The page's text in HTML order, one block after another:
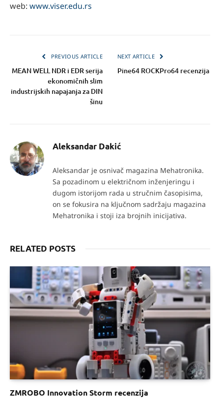
web: www.viser.edu.rs
PREVIOUS ARTICLE
MEAN WELL NDR i EDR serija
ekonomičnih slim
industrijskih napajanja za DIN
šinu
NEXT ARTICLE
Pine64 ROCKPro64 recenzija
Aleksandar Dakić
Aleksandar je osnivač magazina Mehatronika.
Sa pozadinom u električnom inženjeringu i
dugom istorijom rada u stručnim časopisima,
on se fokusira na ključnom sadržaju magazina
Mehatronika i stoji iza brojnih inicijativa.
RELATED POSTS
ZMROBO Innovation Storm recenzija